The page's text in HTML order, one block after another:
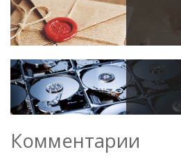
Комментарии